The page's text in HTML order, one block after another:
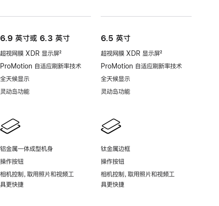
6.9 英寸或 6.3 英寸
超视网膜 XDR 显示屏
脚
2
ProMotion 自适应刷新率技术
全天候显示
灵动岛功能
铝金属一体成型机身
操作按钮
相机控制，取用照片和视频工
具更快捷
6.5 英寸
超视网膜 XDR 显示屏
脚
2
ProMotion 自适应刷新率技术
全天候显示
灵动岛功能
钛金属边框
操作按钮
相机控制，取用照片和视频工
具更快捷